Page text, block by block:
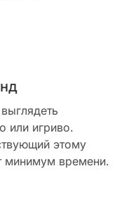
или игриво.
этому
минимум времени.